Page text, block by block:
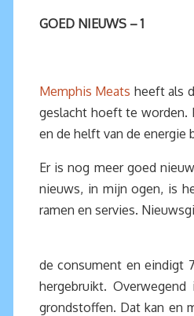
GOED NIEUWS – 1
Memphis Meats heeft als
geslacht hoeft te worden.
en de helft van de energie
Er is nog meer goed
nieuws, in mijn ogen, is
ramen en servies.
de consument en eindigt
hergebruikt.
grondstoffen. Dat kan en